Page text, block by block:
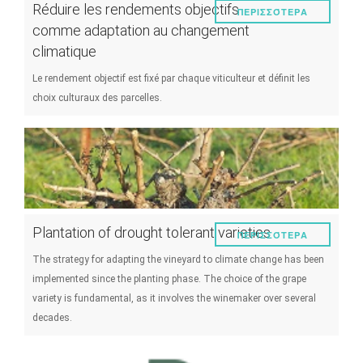
Réduire les rendements objectifs
comme adaptation au changement
climatique
Le rendement objectif est fixé par chaque viticulteur et définit les
choix culturaux des parcelles.
ΠΕΡΙΣΣΌΤΕΡΑ
Plantation of drought tolerant varieties
The strategy for adapting the vineyard to climate change has been
implemented since the planting phase. The choice of the grape
variety is fundamental, as it involves the winemaker over several
decades.
ΠΕΡΙΣΣΌΤΕΡΑ